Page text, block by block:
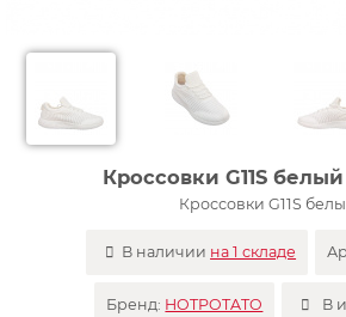
Кроссовки G11S
Кроссовки G11S
В наличии на 1 складе
Бренд: HOTPOTATO В